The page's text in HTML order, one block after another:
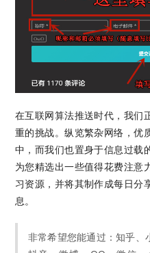
在互联网算法推送时代，我们
重的挑战。纵览繁杂网络，优
中，而我们也置身于信息过载
为您精选出一些值得花费注意
习资源，并将其制作成每日分
息。
非常希望您能通过：知乎、